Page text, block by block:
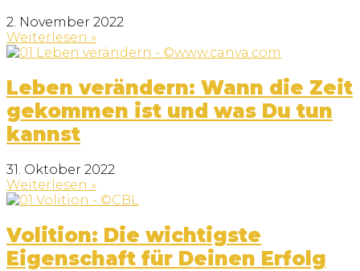
2. November 2022
Weiterlesen »
Leben verändern: Wann die Zeit
gekommen ist und was Du tun
kannst
31. Oktober 2022
Weiterlesen »
Volition: Die wichtigste
Eigenschaft für Deinen Erfolg